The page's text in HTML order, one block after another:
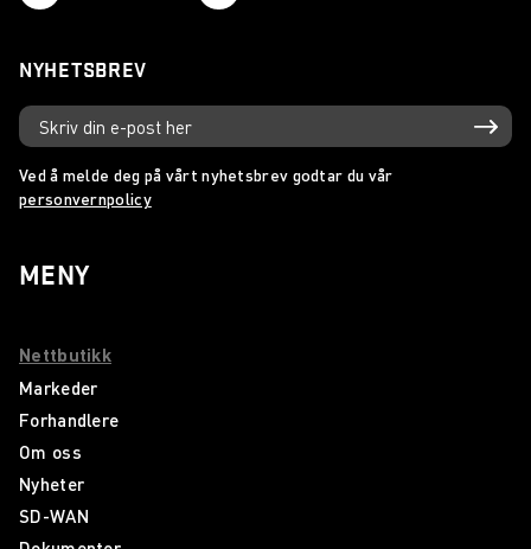
NYHETSBREV
Ved å melde deg på vårt nyhetsbrev godtar du vår
personvernpolicy
MENY
Nettbutikk
Markeder
Forhandlere
Om oss
Nyheter
SD-WAN